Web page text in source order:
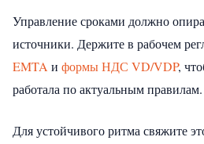
Управление сроками должно
источники. Держите в рабочем
EMTA и формы НДС VD/VDP,
работала по актуальным правилам.
Для устойчивого ритма свяжите